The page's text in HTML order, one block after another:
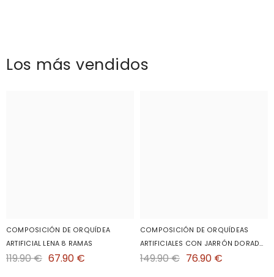
Los más vendidos
COMPOSICIÓN DE ORQUÍDEA
ARTIFICIAL LENA 8 RAMAS
119.90 € 67.90 €
COMPOSICIÓN DE ORQUÍDEAS
ARTIFICIALES CON JARRÓN DORADO
DE GRAN FORMATO
149.90 € 76.90 €